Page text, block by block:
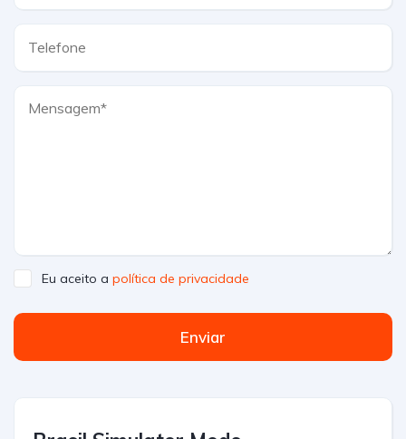
Eu aceito a política de privacidade
Enviar